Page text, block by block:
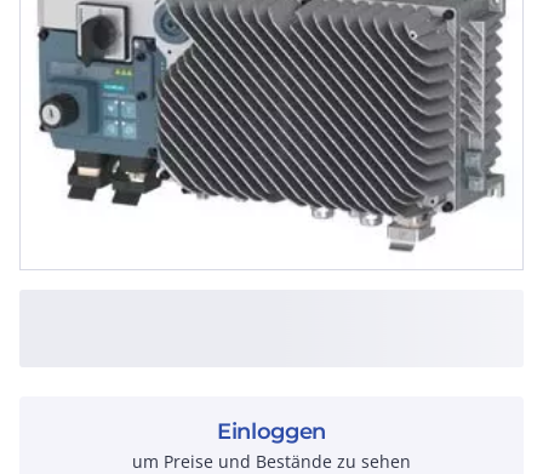
Einloggen
um Preise und Bestände zu sehen